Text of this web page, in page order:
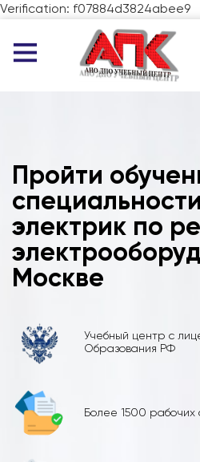
Verification: f07884d3824abee9
Пройти
электрик по
Москве
Учебный центр с
Образования РФ
Более 1500 рабочих